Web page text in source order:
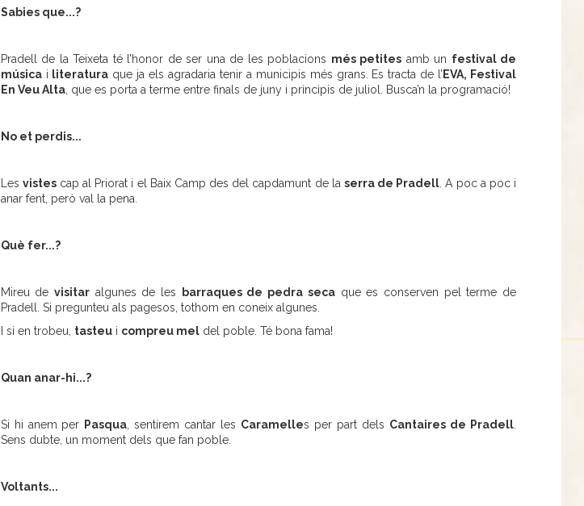
Sabies que...?
Pradell de la Teixeta té l’honor de ser una de les poblacions més petites amb un festival de
músicai literatura que ja els agradaria tenir a municipis més grans. Es tracta de l’ EVA, Festival
En Veu Alta, que es porta a terme entre finals de juny i principis de juliol. Busca’n la programació!
No et perdis...
Les vistescap al Priorat i el Baix Camp des del capdamunt de la serra de Pradell. A poc a poc i
anar fent, però val la pena.
Què fer...?
Mireu de visitar algunes de les barraques de pedra secaque es conserven pel terme de
Pradell. Si pregunteu als pagesos, tothom en coneix algunes.
I si en trobeu, tasteui compreu meldel poble. Té bona fama!
Quan anar-hi...?
Si hi anem per Pasqua, sentirem cantar les Caramelles per part dels Cantaires de Pradell.
Sens dubte, un moment dels que fan poble.
Voltants...